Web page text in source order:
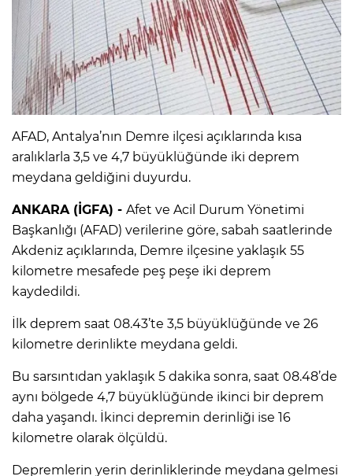
AFAD, Antalya’nın Demre ilçesi açıklarında kısa
aralıklarla 3,5 ve 4,7 büyüklüğünde iki deprem
meydana geldiğini duyurdu.
ANKARA (İGFA) - Afet ve Acil Durum Yönetimi
Başkanlığı (AFAD) verilerine göre, sabah saatlerinde
Akdeniz açıklarında, Demre ilçesine yaklaşık 55
kilometre mesafede peş peşe iki deprem
kaydedildi.
İlk deprem saat 08.43’te 3,5 büyüklüğünde ve 26
kilometre derinlikte meydana geldi.
Bu sarsıntıdan yaklaşık 5 dakika sonra, saat 08.48’de
aynı bölgede 4,7 büyüklüğünde ikinci bir deprem
daha yaşandı. İkinci depremin derinliği ise 16
kilometre olarak ölçüldü.
Depremlerin yerin derinliklerinde meydana gelmesi